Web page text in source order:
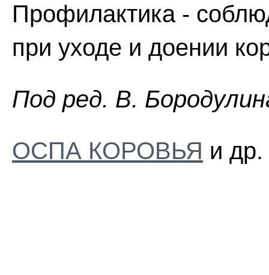
Профилактика -
при уходе и доении
Пoд peд. B.
ОСПА КОРОВЬЯ и